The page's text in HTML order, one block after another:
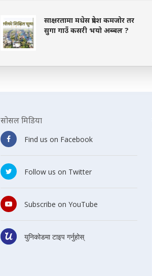
साक्षरतामा मधेस प्रदेश कमजोर तर
सुगा गाउँ कसरी भयो अब्बल ?
सोसल मिडिया
Find us on Facebook
Follow us on Twitter
Subscribe on YouTube
युनिकोडमा टाइप गर्नुहोस्